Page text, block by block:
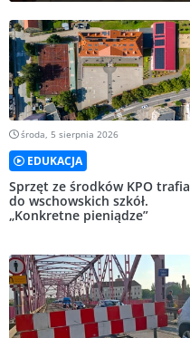
środa, 5 sierpnia 2026
EDUKACJA
Sprzęt ze środków KPO trafia
do wschowskich szkół.
„Konkretne pieniądze”